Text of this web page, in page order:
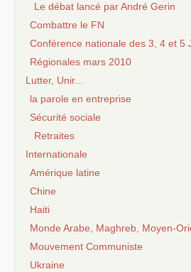
Le débat lancé par André Gerin
Combattre le FN
Conférence nationale des 3, 4 et 5
Régionales mars 2010
Lutter, Unir...
la parole en entreprise
Sécurité sociale
Retraites
Internationale
Amérique latine
Chine
Haiti
Monde Arabe, Maghreb, Moyen-
Mouvement Communiste
Ukraine